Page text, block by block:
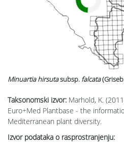
Taksonomski izvor: Marhold, K.
Euro+Med Plantbase - the
Mediterranean plant diversity.
Izvor podataka o rasprostranjenju:
Minuartia hirsutasubsp. falcata